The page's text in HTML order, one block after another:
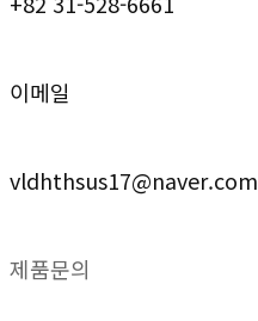
이메일
vldhthsus17@naver.com
제품문의